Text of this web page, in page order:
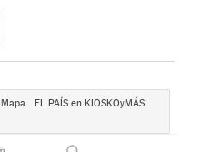
Mapa
EL PAÍS en KIOSKOyMÁS